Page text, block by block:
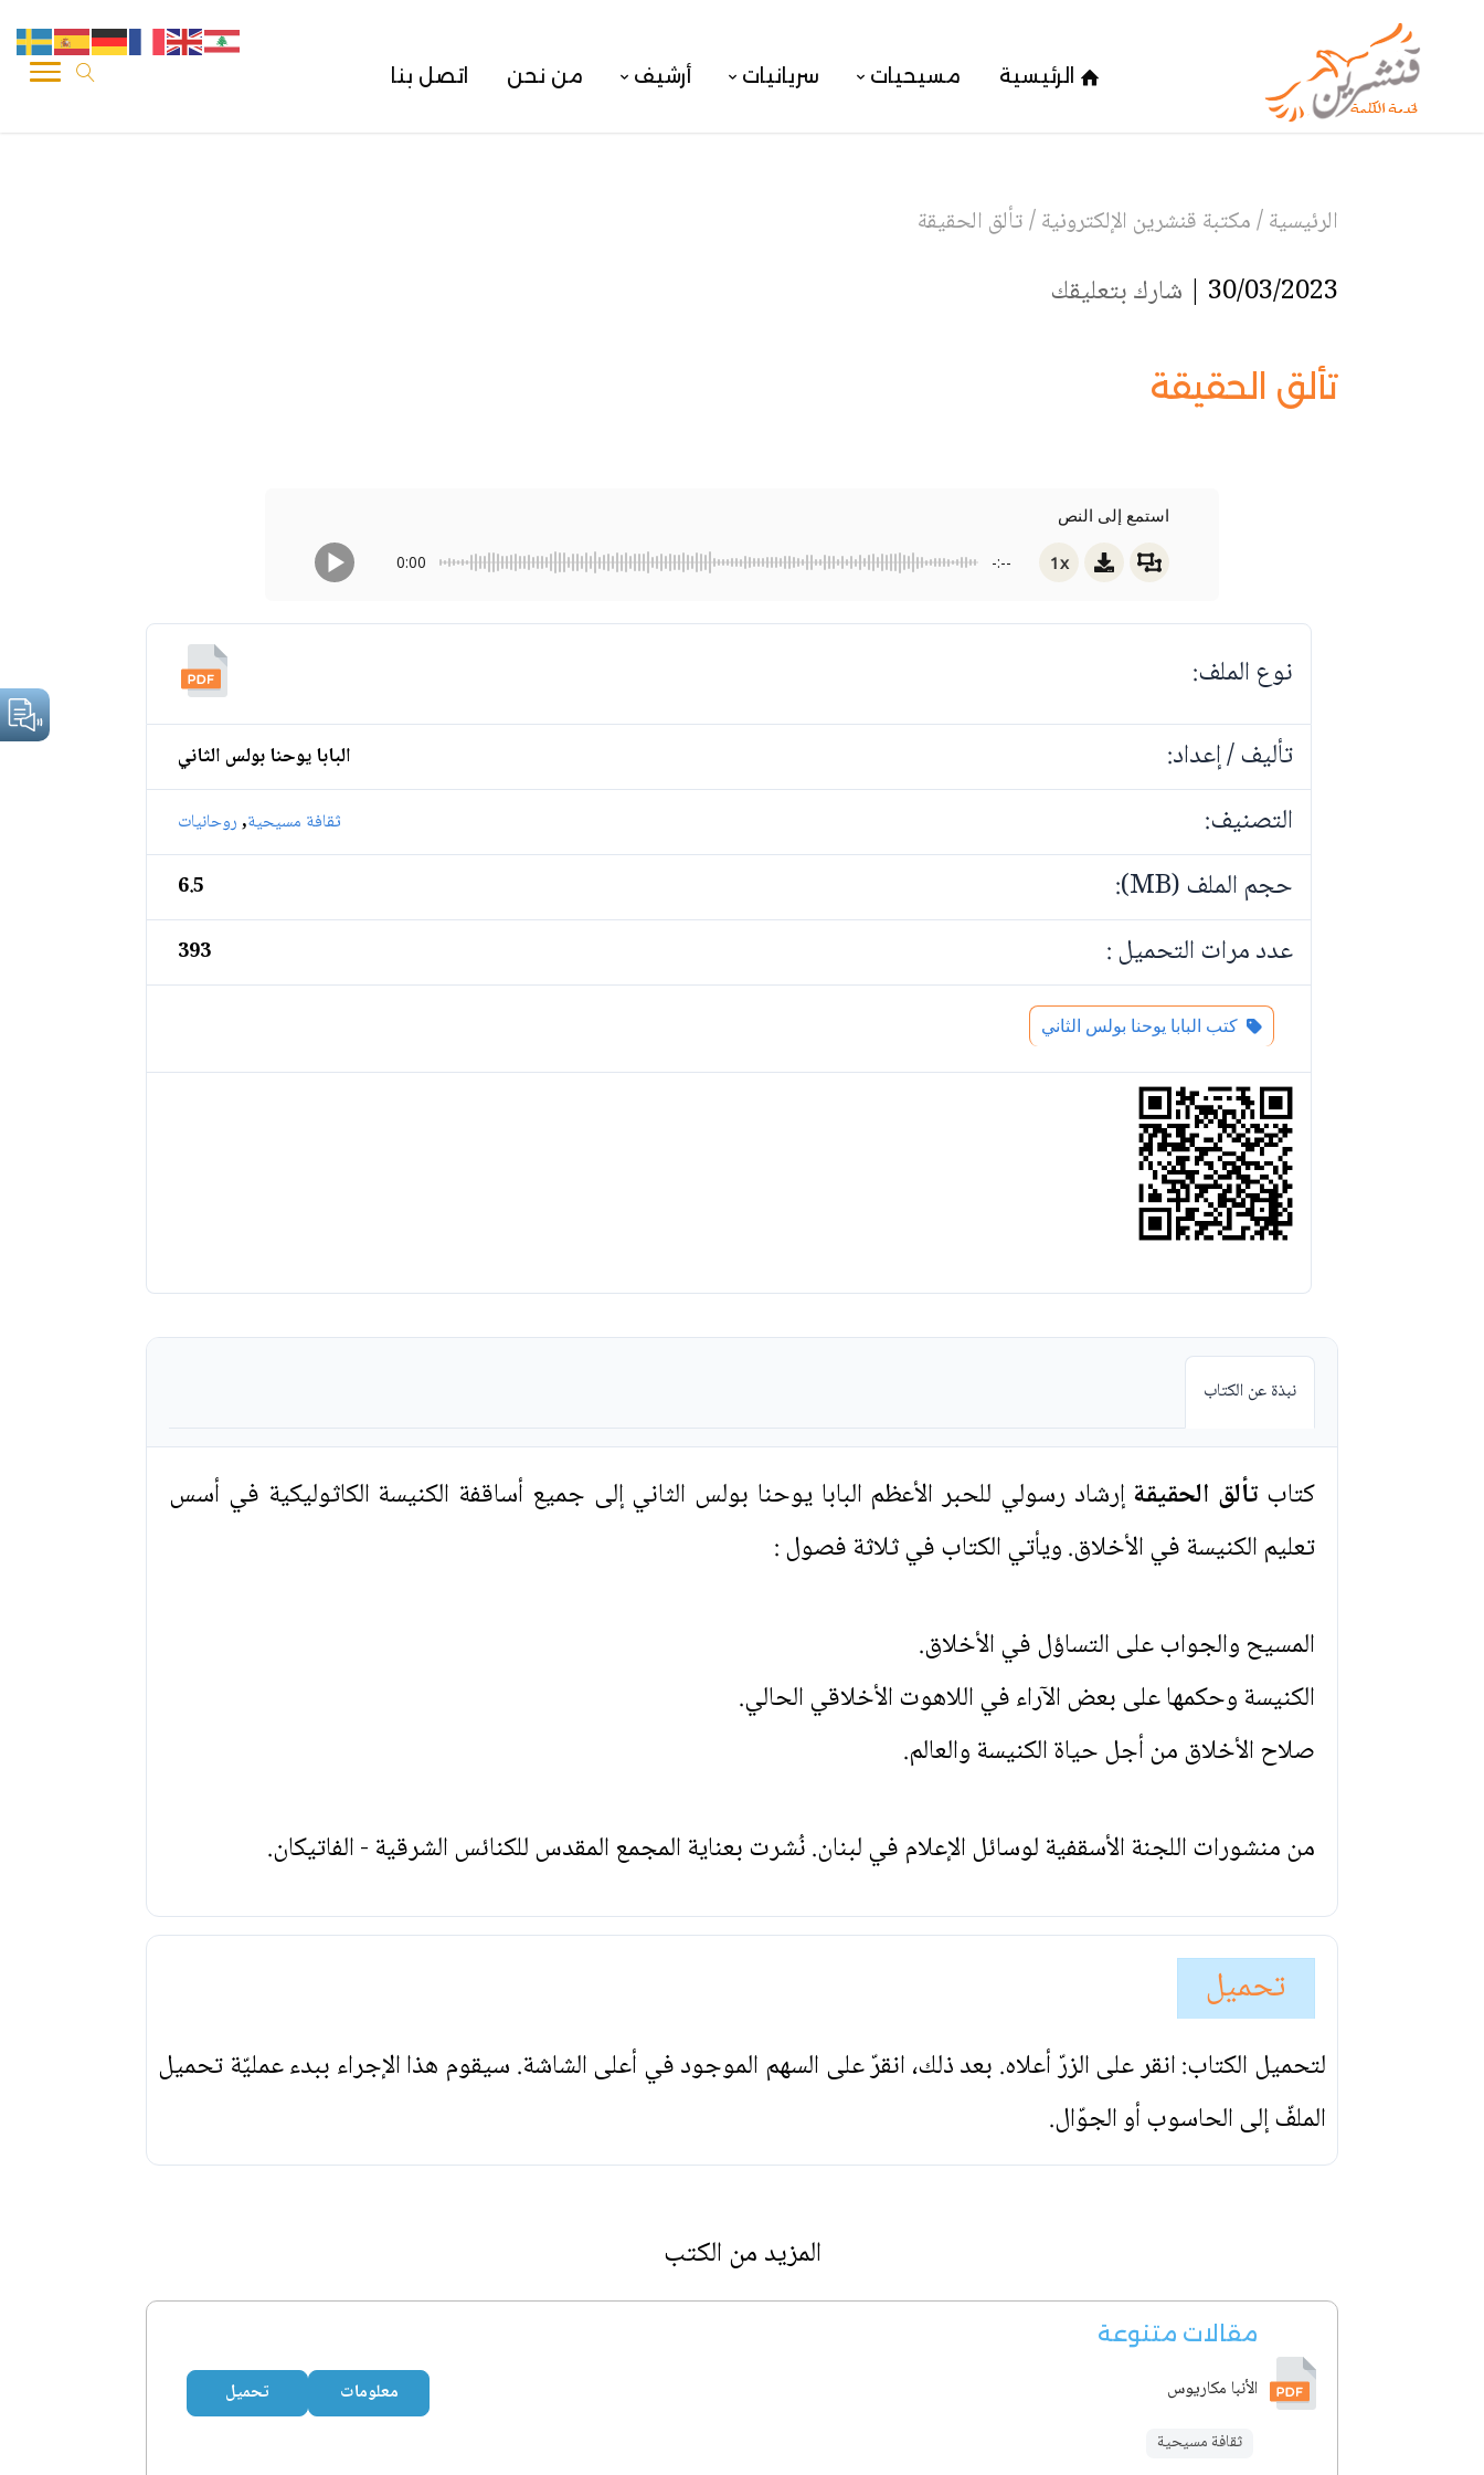
الرئيسية مسيحيات سريانيات أرشيف من نحن اتصل بنا
الرئيسية/مكتبة قنشرين الإلكترونية/تألق الحقيقة
30/03/2023 | شارك بتعليقك
تألق الحقيقة
استمع إلى النص
0:00 -:-- 1x
نوع الملف:
تأليف / إعداد:
البابا يوحنا بولس الثاني
التصنيف: ثقافة مسيحية,روحانيات
حجم الملف (MB): 6.5
عدد مرات التحميل : 393
كتب البابا يوحنا بولس الثاني
نبذة عن الكتاب
كتابتألق الحقيقةإرشاد رسولي للحبر الأعظم البابا يوحنا بولس الثاني إلى جميع أساقفة الكنيسة الكاثوليكية في أسس
تعليم الكنيسة في الأخلاق. ويأتي الكتاب في ثلاثة فصول :
المسيح والجواب على التساؤل في الأخلاق.
الكنيسة وحكمها على بعض الآراء في اللاهوت الأخلاقي الحالي.
صلاح الأخلاق من أجل حياة الكنيسة والعالم.
من منشورات اللجنة الأسقفية لوسائل الإعلام في لبنان. نُشرت بعناية المجمع المقدس للكنائس الشرقية - الفاتيكان.
تحميل
لتحميل الكتاب: انقر على الزرّ أعلاه. بعد ذلك، انقرّ على السهم الموجود في أعلى الشاشة. سيقوم هذا الإجراء ببدء عمليّة تحميل
الملفّ إلى الحاسوب أو الجوّال.
المزيد من الكتب
مقالات متنوعة
الأنبا مكاريوس
ثقافة مسيحية
معلومات تحميل